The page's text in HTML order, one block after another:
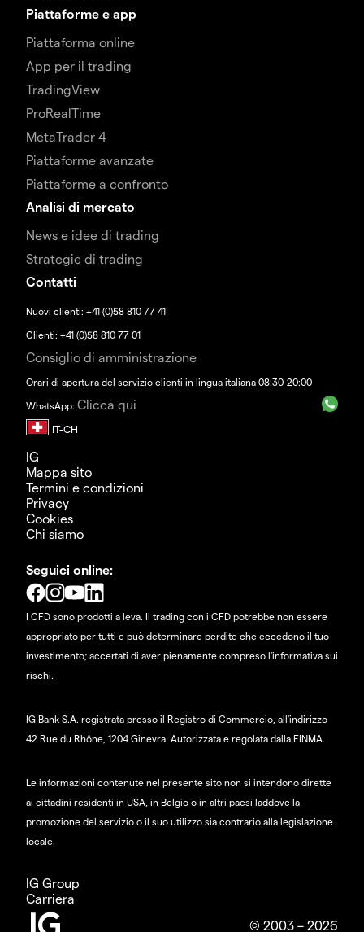
Piattaforme e app
Piattaforma online
App per il trading
TradingView
ProRealTime
MetaTrader 4
Piattaforme avanzate
Piattaforme a confronto
Analisi di mercato
News e idee di trading
Strategie di trading
Contatti
Nuovi clienti: +41 (0)58 810 77 41
Clienti: +41 (0)58 810 77 01
Consiglio di amministrazione
Orari di apertura del servizio clienti in lingua italiana 08:30-20:00
WhatsApp: Clicca qui
IG
Mappa sito
Termini e condizioni
Privacy
Cookies
Chi siamo
Seguici online:
I CFD sono prodotti a leva. Il trading con i CFD potrebbe non essere
appropriato per tutti e può determinare perdite che eccedono il tuo
investimento; accertati di aver pienamente compreso l'informativa sui
rischi.
IG Bank S.A. registrata presso il Registro di Commercio, all'indirizzo
42 Rue du Rhône, 1204 Ginevra. Autorizzata e regolata dalla FINMA.
Le informazioni contenute nel presente sito non si intendono dirette
ai cittadini residenti in USA, in Belgio o in altri paesi laddove la
promozione del servizio o il suo utilizzo sia contrario alla legislazione
locale.
IG Group
Carriera
© 2003 – 2026